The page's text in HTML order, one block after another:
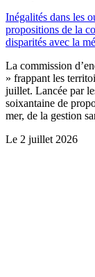
Inégalités dans les
propositions de la
disparités avec la
La commission
» frappant les
juillet. Lancée par
soixantaine de
mer, de la gestion
Le 2 juillet 2026